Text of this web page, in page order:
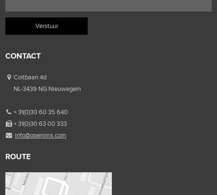
CONTACT
Coltbaan 4d
NL-3439 NG Nieuwegein
+ 31(0)30 60 35 640
+ 31(0)30 63 00 333
info@openims.com
ROUTE